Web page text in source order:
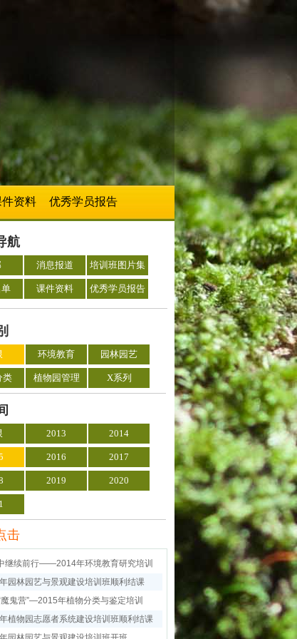
件资料 优秀学员报告
航
消息报道 培训班图片集
课件资料 优秀学员报告
环境教育 园林园艺
类 植物园管理 X系列
2013 2014
2016 2017
2019 2020
击
继续前行——2014年环境教育研究培训
园林园艺与景观建设培训班顺利结课
魔鬼营”—2015年植物分类与鉴定培训
植物园志愿者系统建设培训班顺利结课